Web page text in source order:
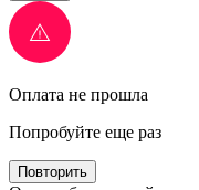
Оплата не прошла
Попробуйте еще раз
Повторить